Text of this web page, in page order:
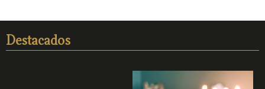
Destacados